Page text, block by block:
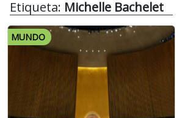
Etiqueta: Michelle Bachelet
MUNDO